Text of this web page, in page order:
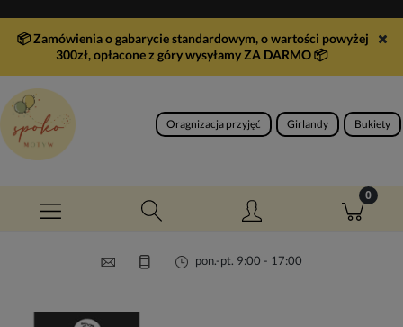
📦 Zamówienia o gabarycie standardowym, o wartości powyżej
300zł, opłacone z góry wysyłamy ZA DARMO📦
Oragnizacja przyjęć Girlandy Bukiety
pon.-pt. 9:00 - 17:00